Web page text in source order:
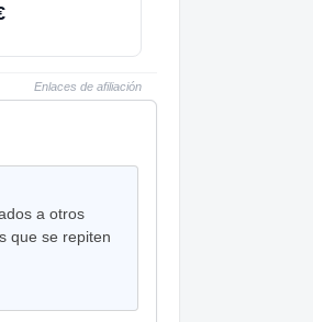
Enlaces de afiliación
a otros
que se repiten